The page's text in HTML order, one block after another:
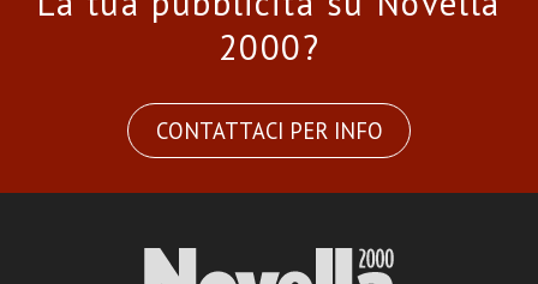
2000?
CONTATTACI PER INFO